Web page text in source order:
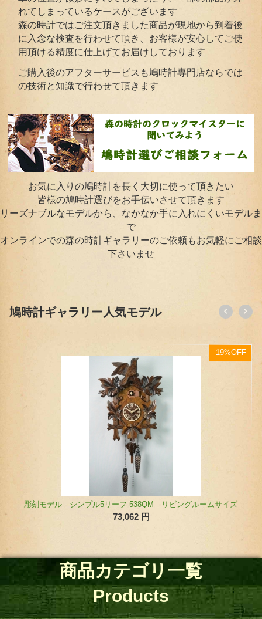
れてしまっているケースがございます
森の時計ではご注文頂きました商品が現地から到着後
に入念な検査を行わせて頂き、お客様が安心してご使
用頂ける精度に仕上げてお届けしております
ご購入後のアフターサービスも鳩時計専門店ならでは
の技術と知識で行わせて頂きます
お気に入りの鳩時計を長く大切に使って頂きたい
皆様の鳩時計選びをお手伝いさせて頂きます
リーズナブルなモデルから、なかなか手に入れにくいモデルま
で
オンラインでの森の時計ギャラリーのご依頼もお気軽にご相談
下さいませ
鳩時計ギャラリー人気モデル
【オンライン限定】クォーツ式鳩時計 汽車ポッポモデル 42810QMT（ミドルサイズ）
114,939
商品カテゴリ一覧
Products